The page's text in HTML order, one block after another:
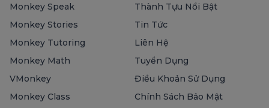
Monkey Speak
Monkey Stories
Monkey Tutoring
Monkey Math
VMonkey
Monkey Class
Thành Tựu Nổi Bật
Tin Tức
Liên Hệ
Tuyển Dụng
Điều Khoản Sử Dụng
Chính Sách Bảo Mật